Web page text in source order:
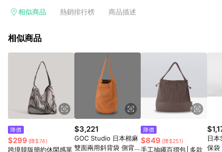
差異。 4.若於商家App下單，不符合LINE購物導購資格。 5.訂單
Nike Kids 換貨須知： 1. 請提交您的換貨要求並聯繫我們的客戶
單創建一個新的訂單編號。 3.請通知LINE您的新訂單編號。
4.LINE 將向 Mytheresa 提出交換訂單的返現請求。 5. 請按照
Mytheresa.com 上的換貨指南完成您的換貨。 6. 請等待驗證的
返現顯示在您的界面上，這可能需要幾個月，因為它需要進行手
動處理。
相似商品 熱銷排行榜 商品描述
相似商品
降價
$299 (降$74)
跨境韓版簡約休閑感單
$3,221
GOC Studio 日本棉麻
雙面兩用斜背袋 側背袋
降價
$849 (降$251)
手工抽繩百摺包│多款
日
保